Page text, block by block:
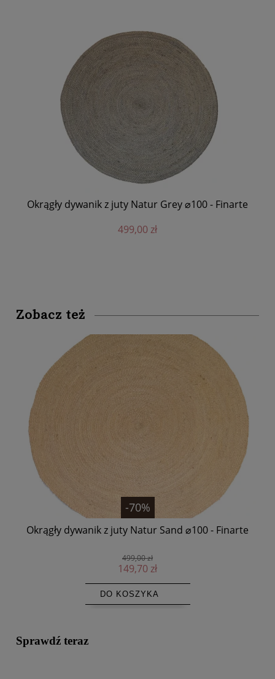
Okrągły dywanik z juty Natur Grey ⌀100 - Finarte
499,00 zł
Zobacz też
-70%
Okrągły dywanik z juty Natur Sand ⌀100 - Finarte
499,00 zł
149,70 zł
DO KOSZYKA
Sprawdź teraz